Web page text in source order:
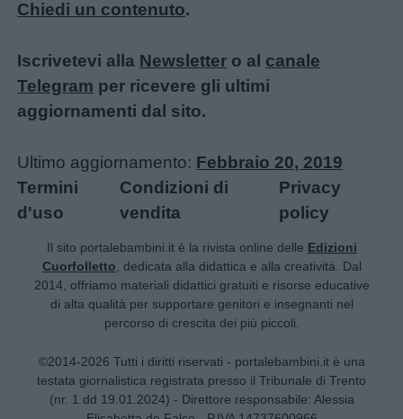
Chiedi un contenuto.
Iscrivetevi alla Newsletter o al canale
Telegram per ricevere gli ultimi
aggiornamenti dal sito.
Ultimo aggiornamento: Febbraio 20, 2019
Termini
d'uso
Condizioni di
vendita
Privacy
policy
Il sito portalebambini.it è la rivista online delle Edizioni
Cuorfolletto, dedicata alla didattica e alla creatività. Dal
2014, offriamo materiali didattici gratuiti e risorse educative
di alta qualità per supportare genitori e insegnanti nel
percorso di crescita dei più piccoli.
©2014-2026 Tutti i diritti riservati - portalebambini.it è una
testata giornalistica registrata presso il Tribunale di Trento
(nr. 1 dd 19.01.2024) - Direttore responsabile: Alessia